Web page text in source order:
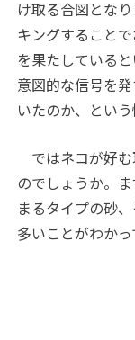
け取る合図とな
キングすること
を果たしている
意図的な信号を
いたのか、という
ではネコが好
のでしょうか。
まるタイプの砂
多いことがわかっ